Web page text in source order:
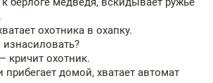
охотника в охапку.
кричит охотник.
домой, хватает автомат